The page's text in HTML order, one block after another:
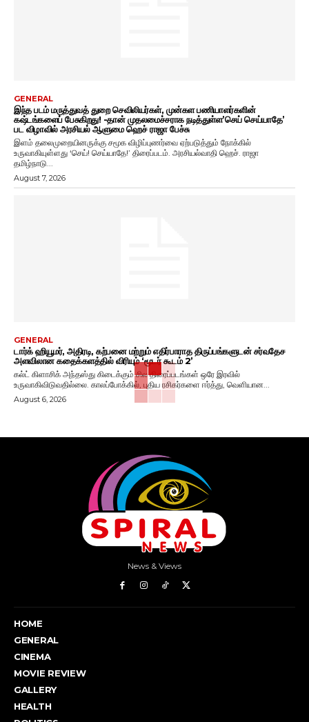
GENERAL
இந்த படம் மருத்துவத் துறை செவிலியர்கள், முன்கள பணியாளர்களின்
கஷ்டங்களைப் பேசுகிறது! -தான் முதலமைச்சராக நடித்துள்ள’செய் செய்யாதே’
பட விழாவில் அரசியல் ஆளுமை ஹெச் ராஜா பேச்சு
இளம் தலைமுறையினருக்கு சமூக விழிப்புணர்வை ஏற்படுத்தும் நோக்கில்
உருவாகியுள்ளது ‘செய்! செய்யாதே!’ திரைப்படம். அரசியல்வாதி ஹெச். ராஜா
தமிழ்நாடு...
August 7, 2026
GENERAL
டார்க் ஹியூமர், அதிரடி, கற்பனை மற்றும் எதிர்பாராத திருப்பங்களுடன் சர்வதேச
அளவிலான கதைக்களத்தில் விரியும் ‘மூடர் கூடம் 2’
கல்ட் கிளாசிக் அந்தஸ்து கிடைக்கும் சில திரைப்படங்கள் ஒரே இரவில்
உருவாகிவிடுவதில்லை. காலப்போக்கில், புதிய ரசிகர்களை ஈர்த்து, வெளியான...
August 6, 2026
News & Views
HOME
GENERAL
CINEMA
MOVIE REVIEW
GALLERY
HEALTH